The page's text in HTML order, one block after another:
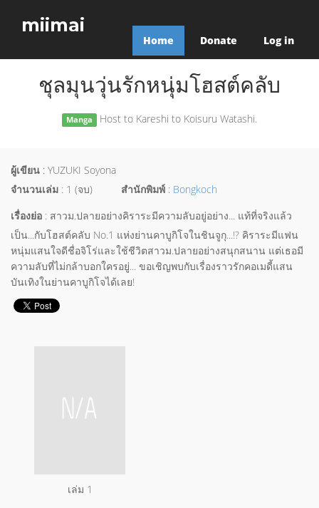
miimai
Home Donate Log in
ชุลมุนวุ่นรักหนุ่มโฮสต์คลับ
Manga Host to Kareshi to Koisuru Watashi.
ผู้เขียน : YUZUKI Soyona
จำนวนเล่ม : 1 (จบ) สำนักพิมพ์ : Bongkoch
เรื่องย่อ : สาวม.ปลายอย่างคิราระมีความลับอยู่อย่าง... แท้ที่จริงแล้ว
เป็น...กับโฮสต์คลับ No.1 แห่งย่านคาบูกิโจในชินจูกุ...!? คิราระมีแฟน
หนุ่มแสนใจดีชื่อจิโร่และใช้ชีวิตสาวม.ปลายอย่างสนุกสนาน แต่เธอมี
ความลับที่ไม่กล้าบอกใครอยู่... ขอเชิญพบกับเรื่องราวรักคอเมดี้แสน
บันเทิงในย่านคาบูกิโจได้เลย!
เล่ม 1